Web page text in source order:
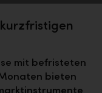
mit befristeten
bieten